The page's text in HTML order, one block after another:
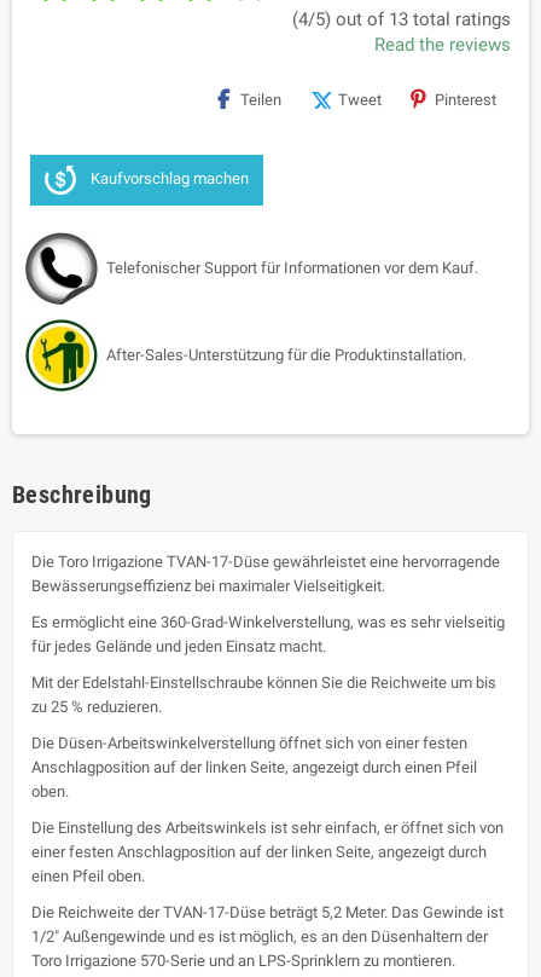
(4/5) out of 13 total ratings
Read the reviews
Teilen Tweet Pinterest
Kaufvorschlag machen
Telefonischer Support für Informationen vor dem Kauf.
After-Sales-Unterstützung für die Produktinstallation.
Beschreibung
Die Toro Irrigazione TVAN-17-Düse gewährleistet eine hervorragende
Bewässerungseffizienz bei maximaler Vielseitigkeit.
Es ermöglicht eine 360-Grad-Winkelverstellung, was es sehr vielseitig
für jedes Gelände und jeden Einsatz macht.
Mit der Edelstahl-Einstellschraube können Sie die Reichweite um bis
zu 25 % reduzieren.
Die Düsen-Arbeitswinkelverstellung öffnet sich von einer festen
Anschlagposition auf der linken Seite, angezeigt durch einen Pfeil
oben.
Die Einstellung des Arbeitswinkels ist sehr einfach, er öffnet sich von
einer festen Anschlagposition auf der linken Seite, angezeigt durch
einen Pfeil oben.
Die Reichweite der TVAN-17-Düse beträgt 5,2 Meter. Das Gewinde ist
1/2" Außengewinde und es ist möglich, es an den Düsenhaltern der
Toro Irrigazione 570-Serie und an LPS-Sprinklern zu montieren.